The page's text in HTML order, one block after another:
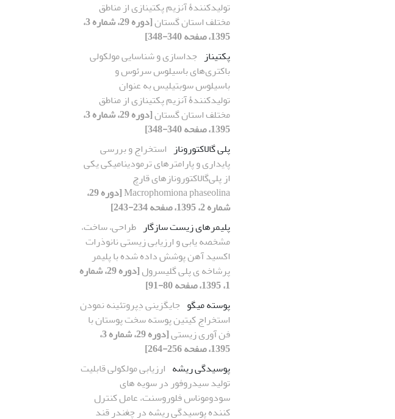
تولیدکنندۀ آنزیم پکتینازی از مناطق
مختلف استان گستان
[دوره 29، شماره 3،
1395، صفحه 340-348]
پکتیناز جداسازی و شناسایی مولکولی
باکتری‌های باسیلوس سرئوس و
باسیلوس سوبتیلیس به عنوان
تولیدکنندۀ آنزیم پکتینازی از مناطق
مختلف استان گستان
[دوره 29، شماره 3،
1395، صفحه 340-348]
پلی گالاکتوروناز استخراج و بررسی
پایداری و پارامترهای ترمودینامیکی یکی
از پلی‌گالاکتورونازهای قارچ
Macrophomiona phaseolina
[دوره 29،
شماره 2، 1395، صفحه 234-243]
پلیمرهای زیست سازگار طراحی، ساخت،
مشخصه یابی و ارزیابی زیستی نانوذرات
اکسید آهن پوشش داده شده با پلیمر
پرشاخه ی پلی گلیسرول
[دوره 29، شماره
1، 1395، صفحه 80-91]
پوسته میگو جایگزینی دِپروتئینه نمودن
استخراج کیتین پوسته سخت پوستان با
فن آوری زیستی
[دوره 29، شماره 3،
1395، صفحه 256-264]
پوسیدگی ریشه ارزیابی مولکولی قابلیت
تولید سیدروفور در سویه های
سودوموناس فلوروسنت، عامل کنترل
کننده پوسیدگی ریشه در چغندر قند